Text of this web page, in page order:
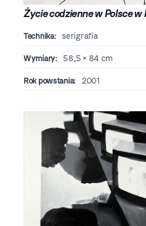
Życie codzienne w Polsce
Technika: serigrafia
Wymiary: 58,5 × 84 cm
Rok powstania: 2001